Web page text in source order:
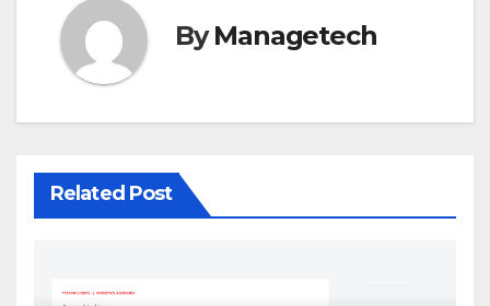
ByManagetech
Related Post